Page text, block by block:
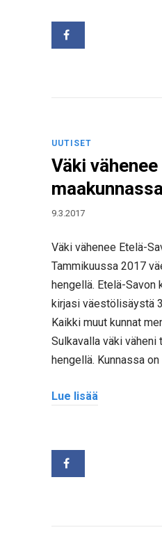
UUTISET
Väki vähenee
maakunnassa
9.3.2017
Väki vähenee Etelä-
Tammikuussa 2017
hengellä. Etelä-Savon
kirjasi väestölisäystä
Kaikki muut kunnat
Sulkavalla väki väheni
hengellä. Kunnassa
Lue lisää